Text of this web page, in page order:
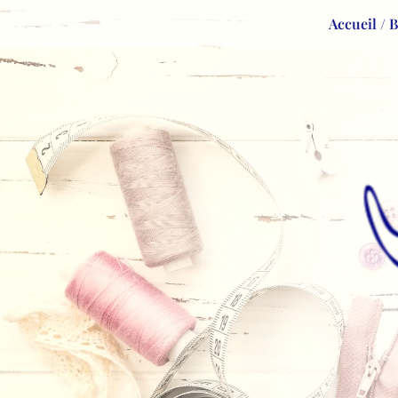
Accueil /